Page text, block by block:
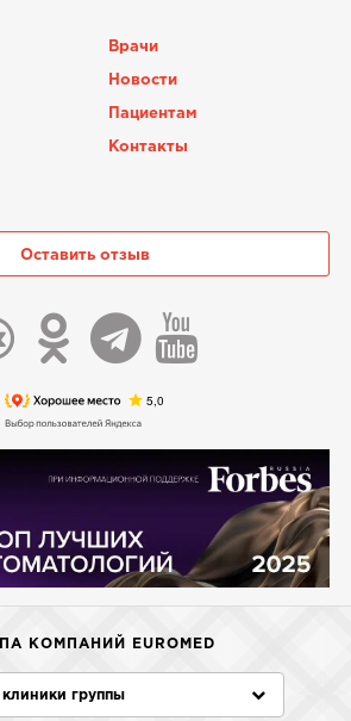
Врачи
Новости
Пациентам
Контакты
Оставить отзыв
КОМПАНИЙ EUROMED
клиники группы